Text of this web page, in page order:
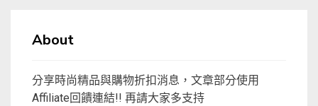
About
分享時尚精品與購物折扣消息，文章部分使用
Affiliate回饋連結!! 再請大家多支持